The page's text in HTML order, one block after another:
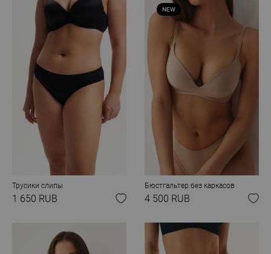
Трусики слипы
1 650 RUB
NEW
Бюстгальтер без каркасов
4 500 RUB